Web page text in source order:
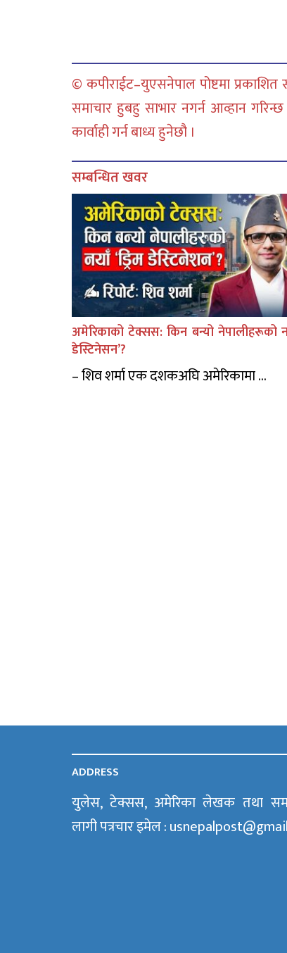
© कपीराईट–युएसनेपाल पोष्टमा
समाचार हुबहु साभार नगर्न आव्हान
कार्वाही गर्न बाध्य हुनेछौ ।
सम्बन्धित खवर
अमेरिकाको टेक्सस: किन बन्यो नेपालीहरूको
डेस्टिनेसन’?
– शिव शर्मा एक दशकअघि अमेरिकामा ...
ADDRESS
युलेस, टेक्सस, अमेरिका लेखक तथा
लागी पत्रचार इमेल :